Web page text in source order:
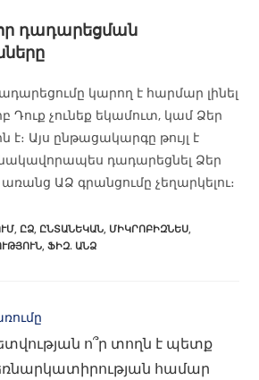
դադարեցման
կարող է հարմար լինել
Դուք չունեք եկամուտ, կամ Ձեր
է։ Այս ընթացակարգը թույլ է
դադարեցնել Ձեր
առանց ԱՁ գրանցումը չեղարկելու։
, ԸՁ, ԸՆՏԱՆԵԿԱՆ, ՄԻԿՐՈԲԻԶՆԵՍ,
, ՖԻԶ. ԱՆՁ
ո՞ր տողն է պետք
համար